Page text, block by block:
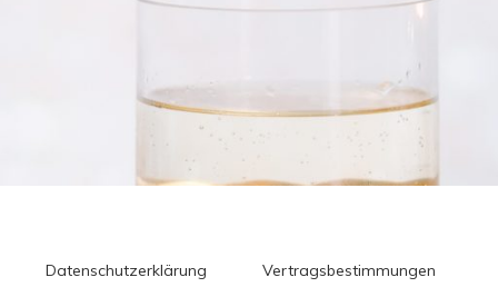
Datenschutzerklärung
Vertragsbestimmungen